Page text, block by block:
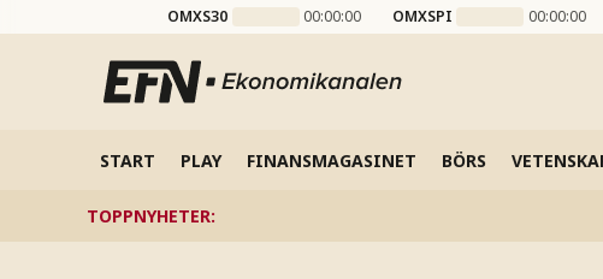
OMXS30 00:00:00 OMXSPI 00:00:00
START PLAY FINANSMAGASINET BÖRS
TOPPNYHETER: